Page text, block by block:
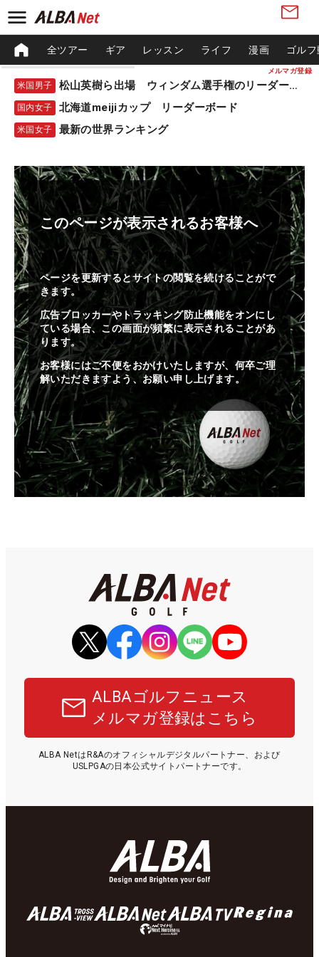
メルマガ登録
全ツアー ギア レッスン ライフ 漫画 ゴル
米国男子 松山英樹ら出場 ウィンダム選手権のリーダーボード
国内女子 北海道meijiカップ リーダーボード
米国女子 最新の世界ランキング
このページが表示されるお客様へ
ページを更新するとサイトの閲覧を続けることがで
きます。
広告ブロッカーやトラッキング防止機能をオンにし
ている場合、この画面が頻繁に表示されることがあ
ります。
お客様にはご不便をおかけいたしますが、何卒ご理
解いただきますよう、お願い申し上げます。
ALBAゴルフニュース
メルマガ登録はこちら
ALBA NetはR&Aのオフィシャルデジタルパートナー、および
USLPGAの日本公式サイトパートナーです。